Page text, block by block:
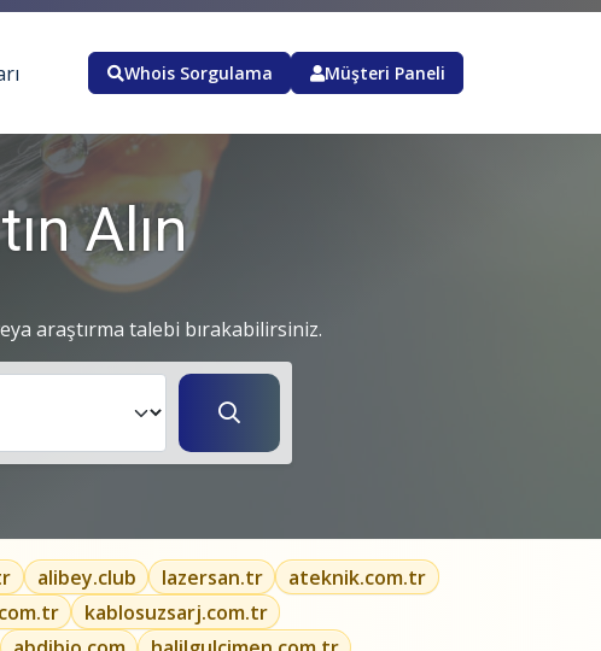
Whois Sorgulama Müşteri Paneli
Alın
araştırma talebi bırakabilirsiniz.
alibey.club lazersan.tr
ateknik.com.tr
kablosuzsarj.com.tr